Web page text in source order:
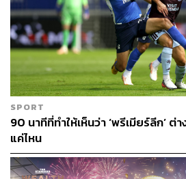
ทำให้การชิงชัยครั้งนี้กลายเป็นโอกา
ถูกขนานนามว่าเป็น ‘ปุถุชน’ ที่ต้องสู้กั
โอกาสที่หาได้ยากนี้
และถึงแม้จะเป็นปุถุชนเหมือนกัน แต่ซ
บรรดาคนเหล่านั้น
ซเวเรฟคว้าแชมป์มาสเตอร์ส 1000
โดยส่วนใหญ่ที่ทำได้จะเกิดขึ้นในผืน
ครั้ง) และยังเป็นแชมป์ ATP ไฟนอล
SPORT
90 นาทีที่ทำให้เห็นว่า ‘พรีเมียร์ลีก’ ต่า
แค่ไหน